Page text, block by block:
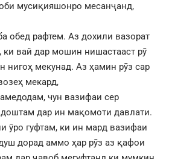
мусиқияшонро месанҷанд,
обед рафтем. Аз дохили вазорат
вай дар мошин нишастааст рӯ
нигоҳ мекунад. Аз ҳамин рӯз сар
мекард,
чун вазифаи сер
дар ин мақомоти давлати.
ӯро гуфтам, ки ин мард вазифаи
дорад аммо ҳар рӯз аз қафои